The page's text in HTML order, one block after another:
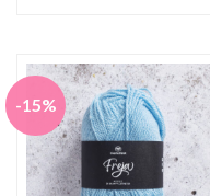
27.00 kr.
-15%